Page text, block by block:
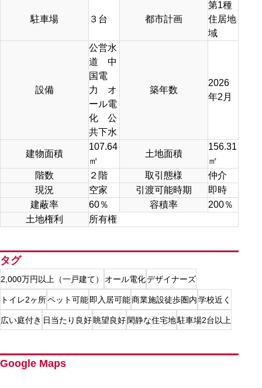
駐車場 ３台 都市計画
第1種
住居地
域
設備
公営水
道 中
国電
力 オ
ール電
化 公
共下水
築年数
2026
年2月
建物面積
107.64
㎡
土地面積
156.31
㎡
階数
２階 取引態様
仲介
現況
空家 引渡可能時期
即時
建蔽率
60％ 容積率
200％
土地権利
所有権
タグ
2,000万円以上（一戸建て） オール電化デザイナーズ
トイレ2ヶ所ペット可能即入居可能商業施設徒歩圏内学校近く
広い庭付き 日当たり良好眺望良好閑静な住宅地駐車場2台以上
Google Maps